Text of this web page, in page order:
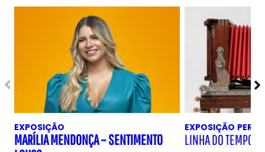
EXPOSIÇÃO
MARÍLIA MENDONÇA – SENTIMENTO
EXPOSIÇÃO
LINHA DO TEMPO